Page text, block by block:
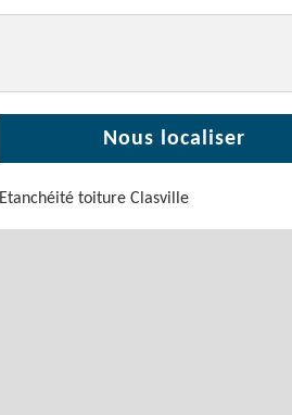
Nous localiser
Etanchéité toiture Clasville